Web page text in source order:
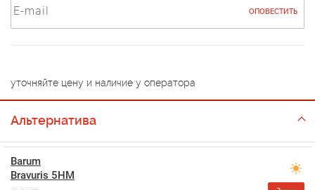
ОПОВЕСТИТЬ
уточняйте цену и наличие у оператора
Альтернатива
Barum
Bravuris 5HM